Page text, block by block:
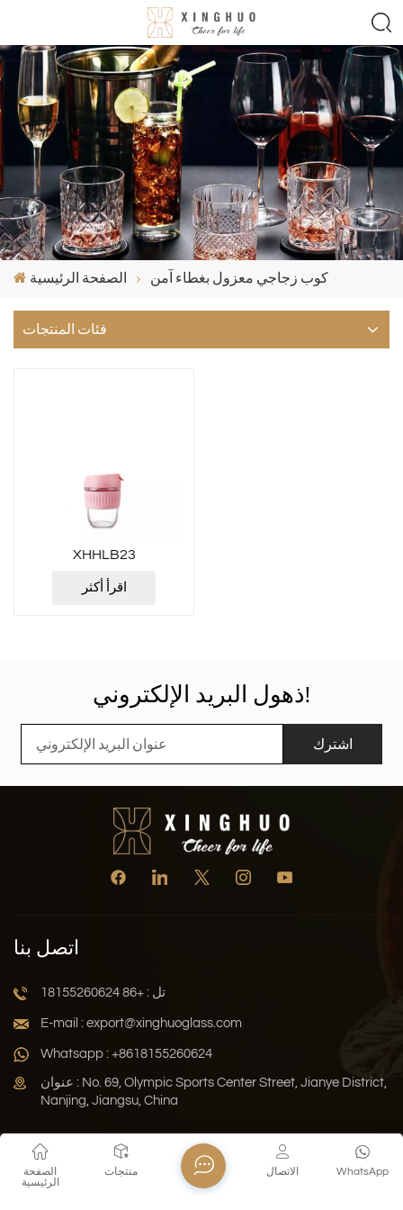
الصفحة الرئيسية كوب زجاجي معزول بغطاء آمن
فئات المنتجات
XHHLB23
اقرأ أكثر
ذهول البريد الإلكتروني!
اشترك
اتصل بنا
تل : +86 18155260624
E-mail : export@xinghuoglass.com
Whatsapp : +8618155260624
عنوان : No. 69, Olympic Sports Center Street, Jianye District,
Nanjing, Jiangsu, China
Xml سياسة الخصوصية المدونة
خريطة الموقع
حقوق النشر © 2026 Jiangsu Xinghuo Technology Co., Ltd. جميع
الصفحة
الرئيسية
منتجات WhatsApp الاتصال